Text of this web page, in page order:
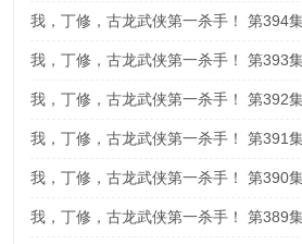
我，丁修，古龙武侠第一杀手！ 第394
我，丁修，古龙武侠第一杀手！ 第393
我，丁修，古龙武侠第一杀手！ 第392
我，丁修，古龙武侠第一杀手！ 第391
我，丁修，古龙武侠第一杀手！ 第390
我，丁修，古龙武侠第一杀手！ 第389